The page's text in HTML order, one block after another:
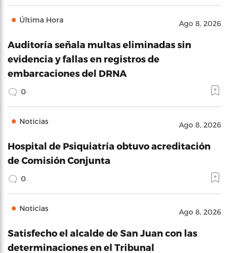
Última Hora Ago 8, 2026
Auditoría señala multas eliminadas sin
evidencia y fallas en registros de
embarcaciones del DRNA
0
Noticias Ago 8, 2026
Hospital de Psiquiatría obtuvo acreditación
de Comisión Conjunta
0
Noticias Ago 8, 2026
Satisfecho el alcalde de San Juan con las
determinaciones en el Tribunal